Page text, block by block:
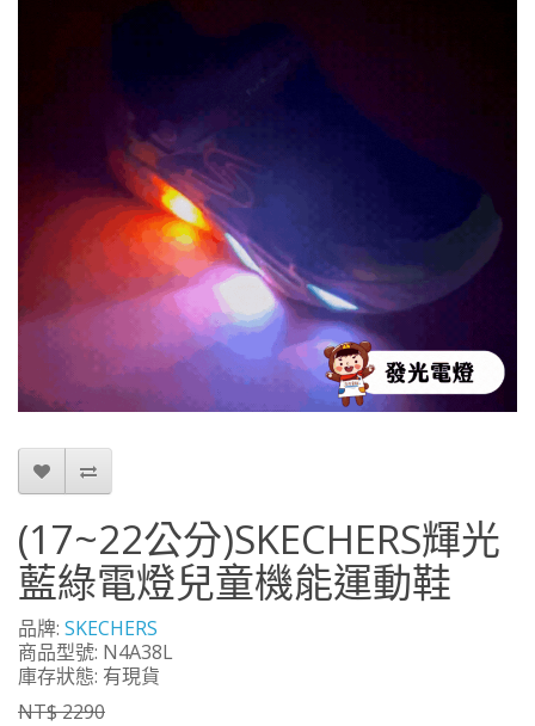
(17~22公分)SKECHERS輝光
藍綠電燈兒童機能運動鞋
品牌: SKECHERS
商品型號: N4A38L
庫存狀態: 有現貨
NT$ 2290